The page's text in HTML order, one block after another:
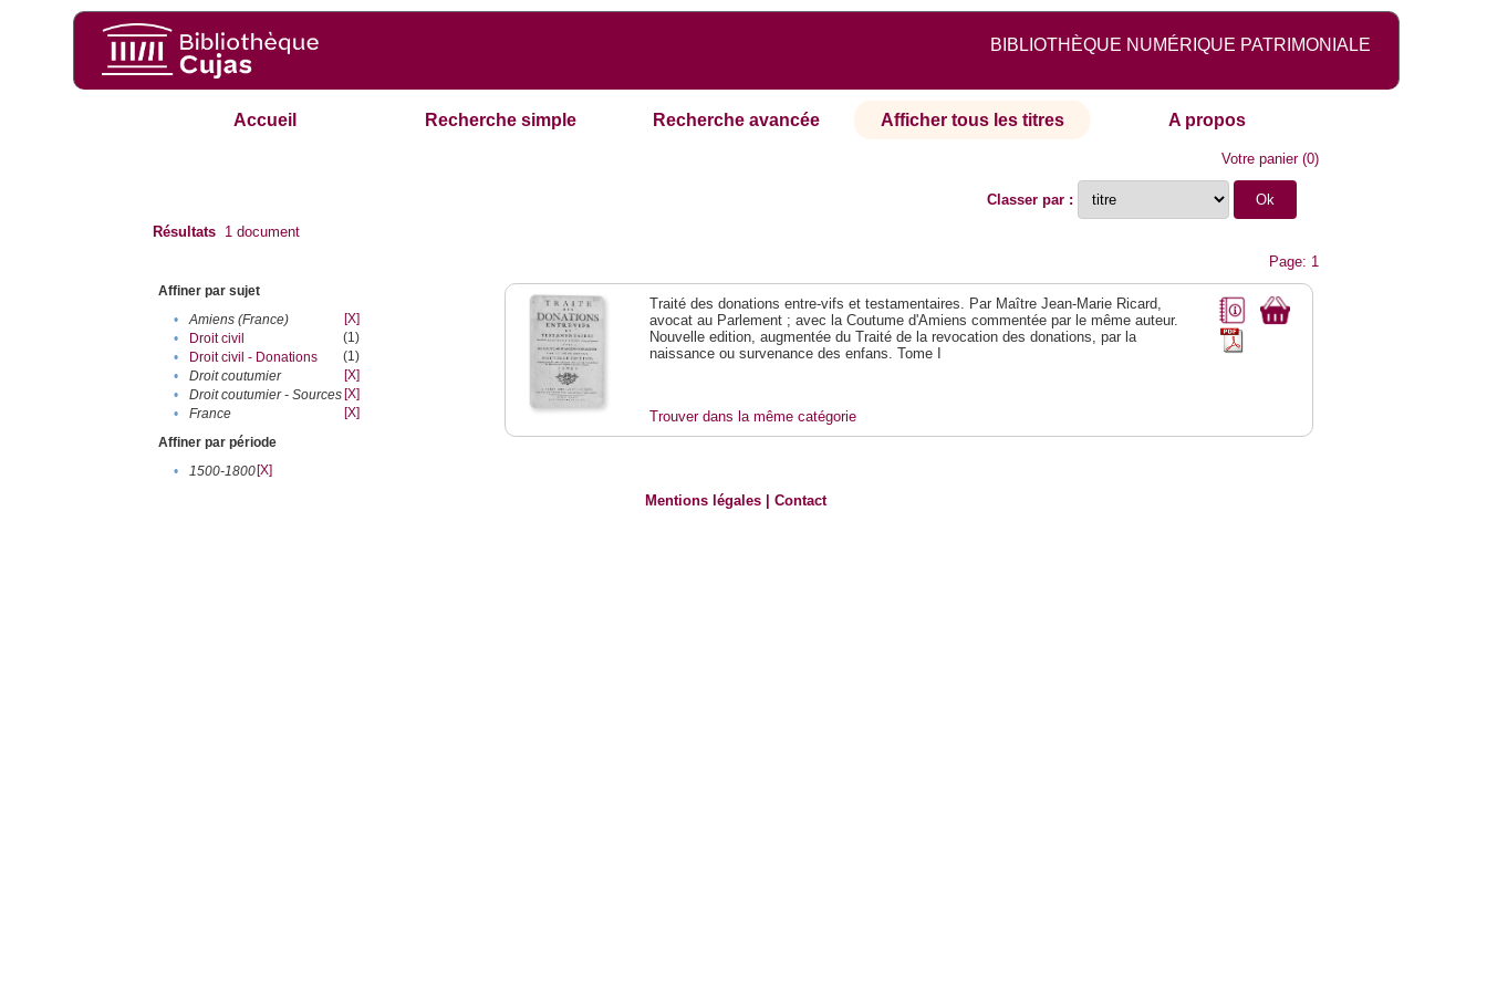
BIBLIOTHÈQUE NUMÉRIQUE PATRIMONIALE
Accueil Recherche simple Recherche avancée Afficher tous les titres A propos
Votre panier(0)
Classer par :
Résultats 1 document
Page: 1
Affiner par sujet
•
Amiens (France)
[X]
•
Droit civil
(1)
•
Droit civil - Donations
(1)
•
Droit coutumier
[X]
•
Droit coutumier - Sources [X]
•
France
[X]
Affiner par période
•
1500-1800[X]
Traité des donations entre-vifs et testamentaires. Par Maître Jean-Marie Ricard,
avocat au Parlement ; avec la Coutume d'Amiens commentée par le même auteur.
Nouvelle edition, augmentée du Traité de la revocation des donations, par la
naissance ou survenance des enfans. Tome I
Trouver dans la même catégorie
Mentions légales |Contact